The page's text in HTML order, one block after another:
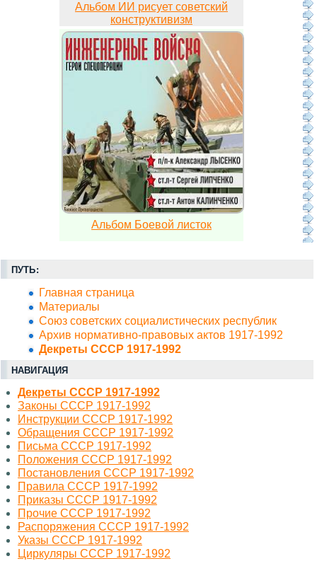
Альбом ИИ рисует советский
конструктивизм
Альбом Боевой листок
ПУТЬ:
Главная страница
Материалы
Союз советских социалистических республик
Архив нормативно-правовых актов 1917-1992
Декреты СССР 1917-1992
НАВИГАЦИЯ
Декреты СССР 1917-1992
Законы СССР 1917-1992
Инструкции СССР 1917-1992
Обращения СССР 1917-1992
Письма СССР 1917-1992
Положения СССР 1917-1992
Постановления СССР 1917-1992
Правила СССР 1917-1992
Приказы СССР 1917-1992
Прочие СССР 1917-1992
Распоряжения СССР 1917-1992
Указы СССР 1917-1992
Циркуляры СССР 1917-1992